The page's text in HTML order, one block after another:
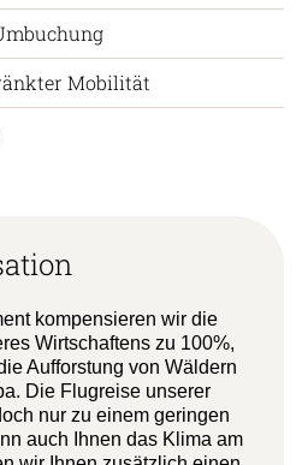
Mobilität
kompensieren wir die
Wirtschaftens zu 100%,
Aufforstung von Wäldern
Die Flugreise unserer
nur zu einem geringen
auch Ihnen das Klima am